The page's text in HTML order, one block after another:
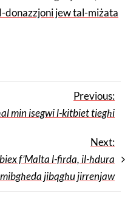
donazzjoni jew tal-miżata
Previous:
min isegwi l-kitbiet tiegħi
Next:
f’Malta l-firda, il-ħdura
jibqgħu jirrenjaw